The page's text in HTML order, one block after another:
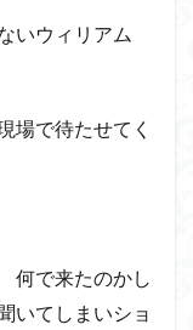
いウィリアム
場で待たせてく
何で来たのかし
いてしまいショ